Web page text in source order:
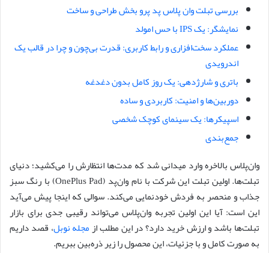
ا
ی
م
بررسی تبلت وان پلاس پد پرو بخش طراحی و ساخت
نمایشگر: یک IPS با حس امولد
عملکرد سخت‌افزاری و رابط کاربری: قدرت بی‌چون و چرا در قالب یک
اندرویدی
باتری و شارژدهی: یک روز کامل بدون دغدغه
دوربین‌ها و امنیت: کاربردی و ساده
اسپیکرها: یک سینمای کوچک شخصی
جمع‌بندی
وان‌پلاس بالاخره وارد میدانی شد که مدت‌ها انتظارش را می‌کشید؛ دنیای
تبلت‌ها. اولین تبلت این شرکت با نام وان‌پد (OnePlus Pad) با رنگ سبز
جذاب و منحصر به فردش خودنمایی می‌کند. سوالی که اینجا پیش می‌آید
این است: آیا این اولین تجربه وان‌پلاس می‌تواند رقیبی جدی برای بازار
تبلت‌ها باشد و ارزش خرید دارد؟ در این مطلب ازمجله نوبل، قصد داریم
به صورت کامل و با جزئیات، این محصول را زیر ذره‌بین ببریم.